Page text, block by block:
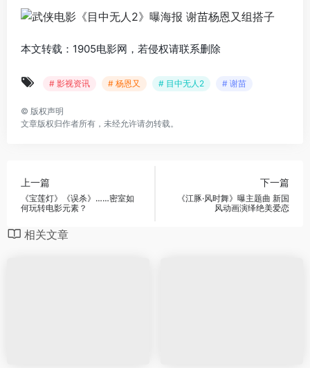
本文转载：1905电影网，若侵权请联系删除
# 影视资讯 # 杨恩又 # 目中无人2 # 谢苗
© 版权声明
文章版权归作者所有，未经允许请勿转载。
上一篇
《宝莲灯》《误杀》……密室如
何玩转电影元素？
下一篇
《江豚·风时舞》曝主题曲 新国
风动画演绎绝美爱恋
相关文章